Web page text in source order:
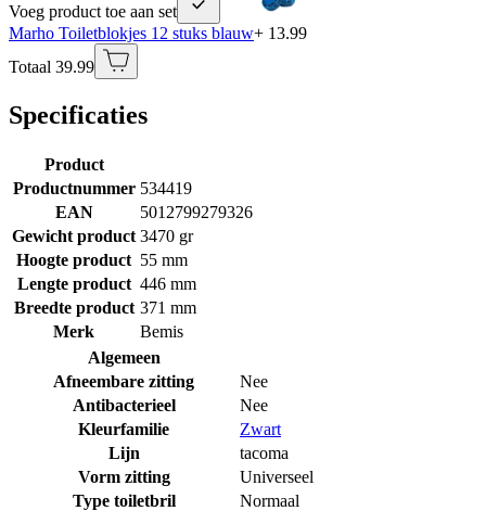
Voeg product toe aan set
Marho Toiletblokjes 12 stuks blauw+ 13.99
Totaal 39.99
Specificaties
Product
Productnummer 534419
EAN
5012799279326
Gewicht product 3470 gr
Hoogte product 55 mm
Lengte product 446 mm
Breedte product 371 mm
Merk
Bemis
Algemeen
Afneembare zitting
Nee
Antibacterieel
Nee
Kleurfamilie
Zwart
Lijn
tacoma
Vorm zitting
Universeel
Type toiletbril
Normaal